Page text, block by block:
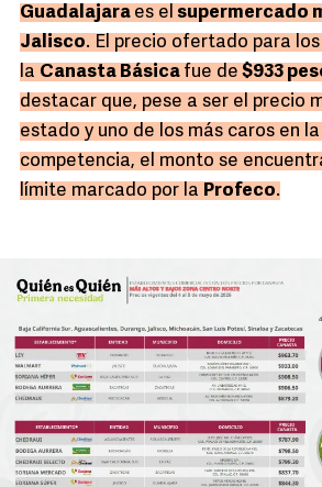
Guadalajara es el supermercado
Jalisco. El precio ofertado para
la Canasta Básica fue de $933
destacar que, pese a ser el precio
estado y uno de los más caros en
competencia, el monto se
límite marcado por la Profeco.